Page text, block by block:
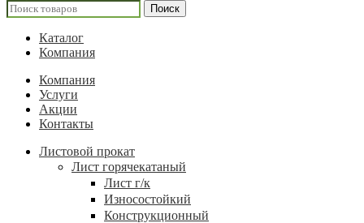
Поиск
Каталог
Компания
Компания
Услуги
Акции
Контакты
Листовой прокат
Лист горячекатаный
Лист г/к
Износостойкий
Конструкционный